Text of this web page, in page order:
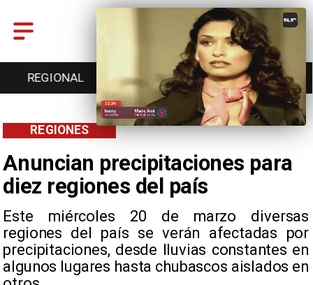
ENTRETENCIÓN DEPORTES CULTURA
Anuncian precipitaciones para
diez regiones del país
Este miércoles 20 de marzo diversas
regiones del país se verán afectadas por
precipitaciones, desde lluvias constantes en
algunos lugares hasta chubascos aislados en
REGIONES